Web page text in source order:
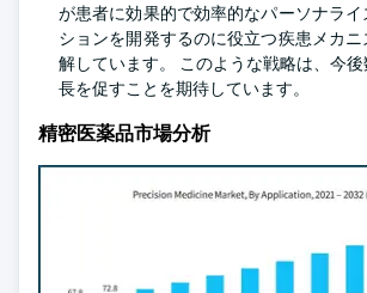
が患者に効果的で効率的なパーソナラ
ションを開発するのに役立つ疾患メカ
解しています。 このような戦略は、今
長を促すことを期待しています。
精密医薬品市場分析